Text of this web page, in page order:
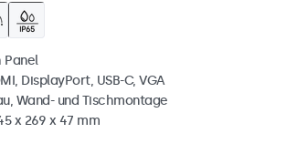
Panel
DisplayPort, USB-C, VGA
Wand- und Tischmontage
x 269 x 47 mm